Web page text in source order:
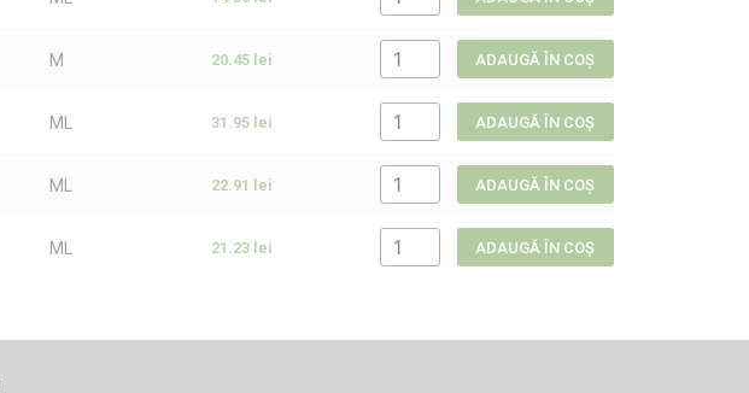
M 20.45 lei ADAUGĂ ÎN COȘ
ML 31.95 lei ADAUGĂ ÎN COȘ
ML 22.91 lei ADAUGĂ ÎN COȘ
ML 21.23 lei ADAUGĂ ÎN COȘ